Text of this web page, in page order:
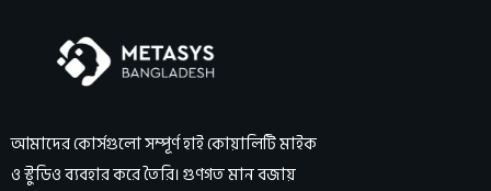
আমাদের কোর্সগুলো সম্পূর্ণ হাই কোয়ালিটি মাইক
ও স্টুডিও ব্যবহার করে তৈরি। গুণগত মান বজায়